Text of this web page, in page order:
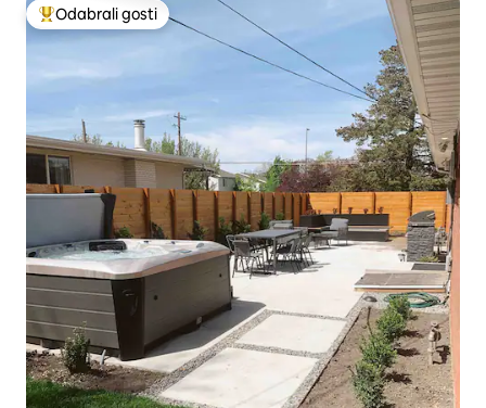
Među najviše rangiranima s oznakom „Odabrali gosti”
Odabrali gosti